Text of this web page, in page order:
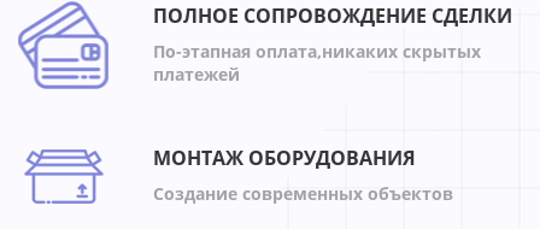
ПОЛНОЕ СОПРОВОЖДЕНИЕ СДЕЛКИ
По-этапная оплата,никаких скрытых
платежей
МОНТАЖ ОБОРУДОВАНИЯ
Создание современных объектов